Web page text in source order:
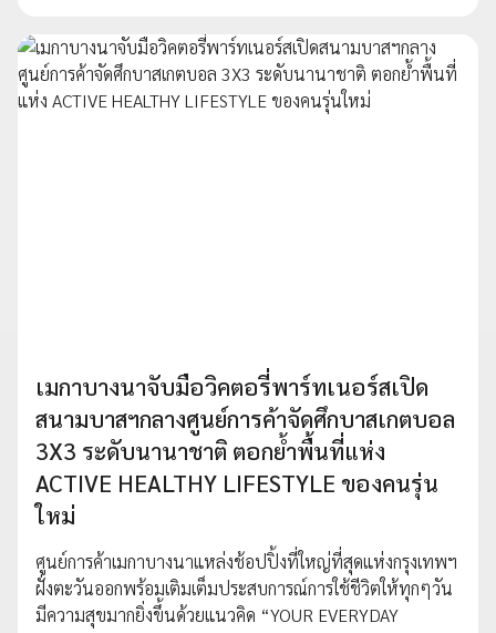
เมกาบางนาจับมือวิคตอรี่พาร์ทเนอร์สเปิด
สนามบาสฯกลางศูนย์การค้าจัดศึกบาสเกตบอล
3X3 ระดับนานาชาติ ตอกย้ำพื้นที่แห่ง
ACTIVE HEALTHY LIFESTYLE ของคนรุ่น
ใหม่
ศูนย์การค้าเมกาบางนาแหล่งช้อปปิ้งที่ใหญ่ที่สุดแห่งกรุงเทพฯ
ฝั่งตะวันออกพร้อมเติมเต็มประสบการณ์การใช้ชีวิตให้ทุกๆวัน
มีความสุขมากยิ่งขึ้นด้วยแนวคิด “YOUR EVERYDAY